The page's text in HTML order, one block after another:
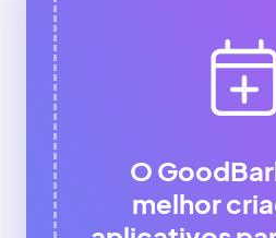
O
melhor